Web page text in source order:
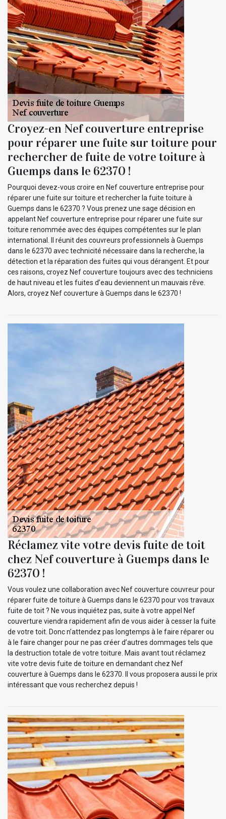
Croyez-en Nef couverture entreprise
pour réparer une fuite sur toiture pour
rechercher de fuite de votre toiture à
Guemps dans le 62370 !
Pourquoi devez-vous croire en Nef couverture entreprise pour
réparer une fuite sur toiture et rechercher la fuite toiture à
Guemps dans le 62370 ? Vous prenez une sage décision en
appelant Nef couverture entreprise pour réparer une fuite sur
toiture renommée avec des équipes compétentes sur le plan
international. Il réunit des couvreurs professionnels à Guemps
dans le 62370 avec technicité nécessaire dans la recherche, la
détection et la réparation des fuites qui vous dérangent. Et pour
ces raisons, croyez Nef couverture toujours avec des techniciens
de haut niveau et les fuites d’eau deviennent un mauvais rêve.
Alors, croyez Nef couverture à Guemps dans le 62370 !
Réclamez vite votre devis fuite de toit
chez Nef couverture à Guemps dans le
62370 !
Vous voulez une collaboration avec Nef couverture couvreur pour
réparer fuite de toiture à Guemps dans le 62370 pour vos travaux
fuite de toit ? Ne vous inquiétez pas, suite à votre appel Nef
couverture viendra rapidement afin de vous aider à cesser la fuite
de votre toit. Donc n’attendez pas longtemps à le faire réparer ou
à le faire changer pour ne pas créer d’autres dommages tels que
la destruction totale de votre toiture. Mais avant tout réclamez
vite votre devis fuite de toiture en demandant chez Nef
couverture à Guemps dans le 62370. Il vous proposera aussi le prix
intéressant que vous recherchez depuis !